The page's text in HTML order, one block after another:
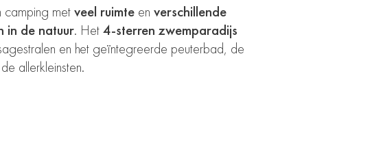
camping metveel ruimte en verschillende
in de natuur. Het4-sterren zwemparadijs
en het geïntegreerde peuterbad, de
allerkleinsten.